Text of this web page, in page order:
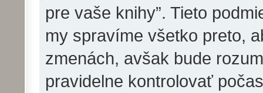
pre vaše knihy”. Tieto
my spravíme všetko preto,
zmenách, avšak bude
pravidelne kontrolovať